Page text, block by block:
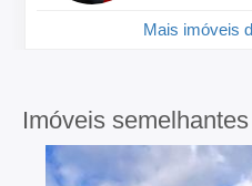
Mais imóveis
Imóveis semelhantes